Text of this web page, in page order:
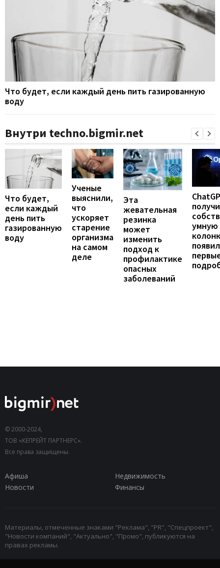
Что будет, если каждый день пить газированную
воду
Внутри techno.bigmir.net
Что будет,
если каждый
день пить
газированную
воду
Ученые
выяснили,
что
ускоряет
старение
организма
на самом
деле
Эта
жевательная
резинка
может
изменить
подход к
профилактике
опасных
заболеваний
умную
© 2000-2024,
ТОВ «КЕПРЕЙТ ПАРТНЕРС».
Все права защищены.
Афиша
Недвижимость
Новости
Финансы
Материалы, отмеченные знаками "Реклама", "PR", "Спецпроект",
"Новости компаний", "Актуально", "Промо", публикуются на
правах рекламы.